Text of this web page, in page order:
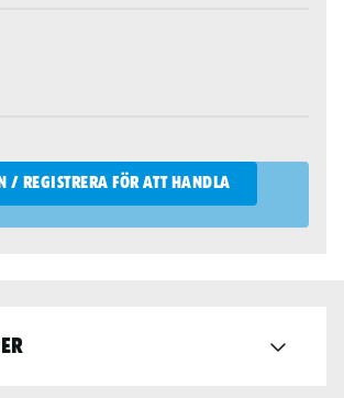
/ REGISTRERA FÖR ATT HANDLA